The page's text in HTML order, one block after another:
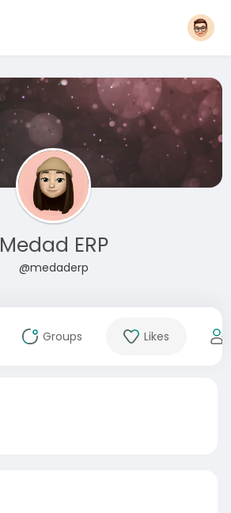
Medad ERP
@medaderp
Groups Likes